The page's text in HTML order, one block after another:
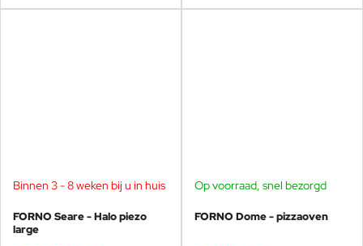
Binnen 3 - 8 weken bij u in huis
FORNO Seare - Halo piezo
large
Op voorraad, snel bezorgd
FORNO Dome - pizzaoven